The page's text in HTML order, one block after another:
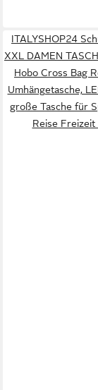
ITALYSHOP24
XXL DAMEN
Hobo Cross Bag
Umhängetasche,
große Tasche für
Reise Freizeit